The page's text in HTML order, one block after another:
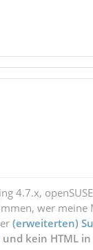
4.7.x,
wer meine
(erweiterten)
und kein HTML in